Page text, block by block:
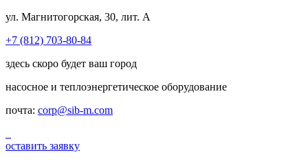
ул. Магнитогорская, 30, лит. А
+7 (812) 703-80-84
здесь скоро будет ваш город
насосное и теплоэнергетическое оборудование
почта: corp@sib-m.com
оставить заявку